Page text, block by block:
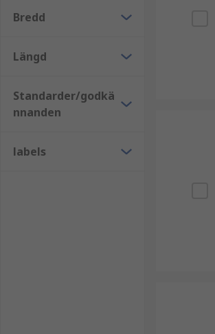
Bredd
Längd
Standarder/godkä
nnanden
labels